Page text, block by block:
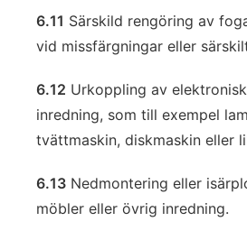
6.11 Särskild rengöring av
vid missfärgningar eller
6.12 Urkoppling av
inredning, som till exempel
tvättmaskin, diskmaskin eller
6.13 Nedmontering eller
möbler eller övrig inredning.